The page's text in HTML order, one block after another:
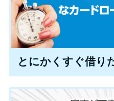
特集ペ
種類や特徴で探す
銀行カ
の理由
とにかくすぐ借り